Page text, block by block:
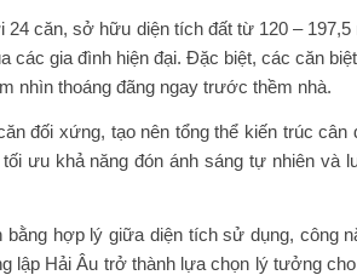
căn, sở hữu diện tích đất từ 120 –
gia đình hiện đại. Đặc biệt, các căn
nhìn thoáng đãng ngay trước thềm nhà.
đối xứng, tạo nên tổng thể kiến trúc
ưu khả năng đón ánh sáng tự nhiên và
hợp lý giữa diện tích sử dụng, công
Hải Âu trở thành lựa chọn lý tưởng